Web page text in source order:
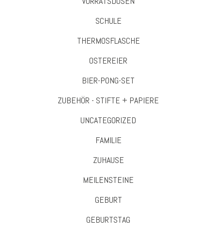
SCHULE
THERMOSFLASCHE
OSTEREIER
BIER-PONG-SET
ZUBEHÖR - STIFTE + PAPIERE
UNCATEGORIZED
FAMILIE
ZUHAUSE
MEILENSTEINE
GEBURT
GEBURTSTAG